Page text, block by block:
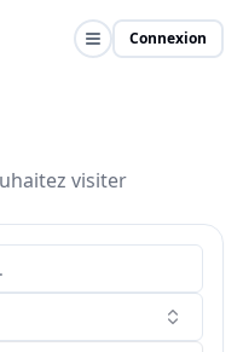
Connexion
visiter